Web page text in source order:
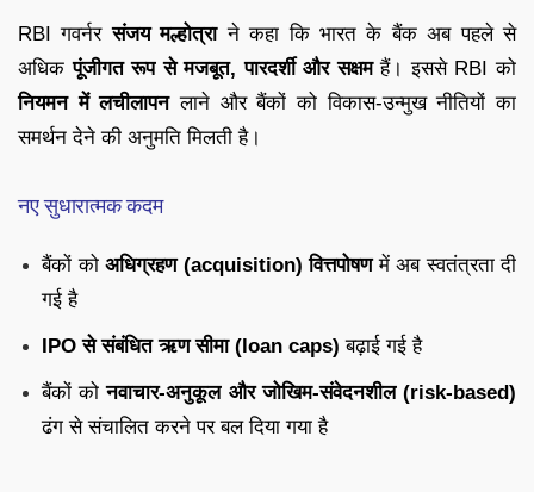
RBI गवर्नरसंजय मल्होत्राने कहा कि भारत के बैंक अब पहले से
अधिकपूंजीगत रूप से मजबूत, पारदर्शी और सक्षमहैं। इससे RBI को
नियमन में लचीलापनलाने और बैंकों को विकास-उन्मुख नीतियों का
समर्थन देने की अनुमति मिलती है।
नए सुधारात्मक कदम
बैंकों को अधिग्रहण (acquisition) वित्तपोषणमें अब स्वतंत्रता दी
गई है
IPO से संबंधित ऋण सीमा (loan caps) बढ़ाई गई है
बैंकों कोनवाचार-अनुकूल और जोखिम-संवेदनशील (risk-based)
ढंग से संचालित करने पर बल दिया गया है